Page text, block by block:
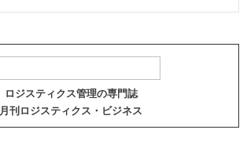
ロジスティクス管理の専門誌
月刊ロジスティクス・ビジネス